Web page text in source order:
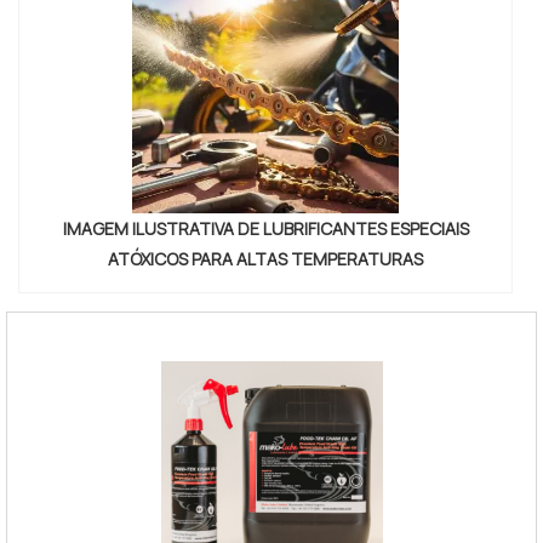
IMAGEM ILUSTRATIVA DE LUBRIFICANTES ESPECIAIS
ATÓXICOS PARA ALTAS TEMPERATURAS